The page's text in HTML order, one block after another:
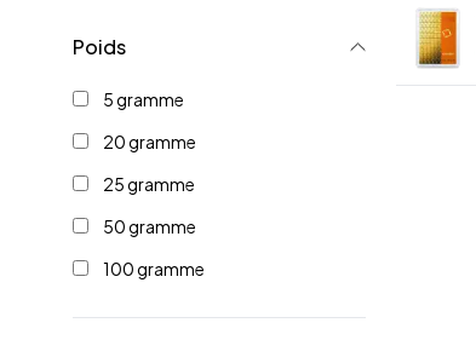
Poids
5 gramme
20 gramme
25 gramme
50 gramme
100 gramme